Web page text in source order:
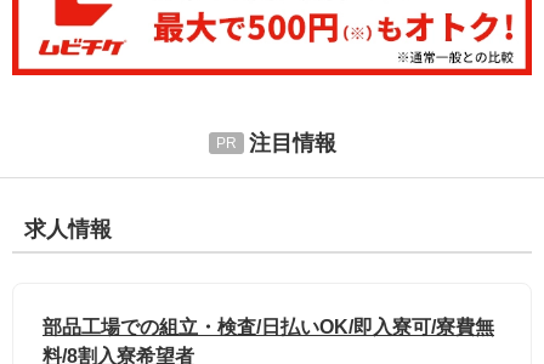
注目情報
求人情報
部品工場での組立・検査/日払いOK/即入寮可/寮費無
料/8割入寮希望者